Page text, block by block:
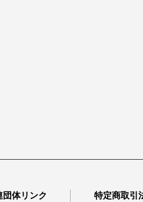
団体リンク 特定商取引